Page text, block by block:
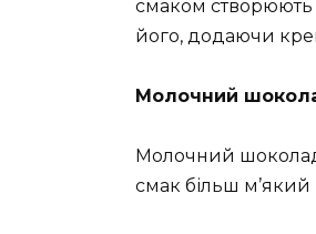
смаком створюють
його, додаючи
Молочний
Молочний шоколад
смак більш